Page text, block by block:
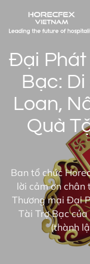
Đại Phát
Bạc:
Loan,
Quà
Ban tổ chức
lời cảm ơn chân
Thương mại Đại
Tài Trợ Bạc
(thành